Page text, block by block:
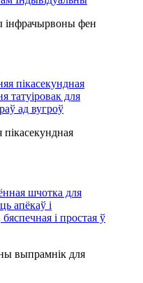
інфрачырвоны фен
выпрамнік для